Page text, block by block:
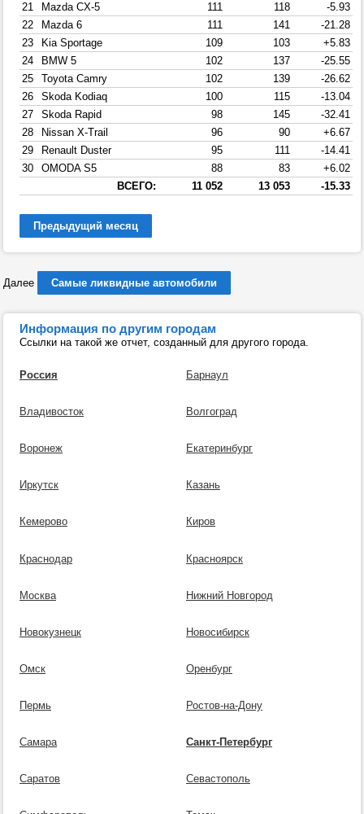
21
Mazda CX-5 111 118
-5.93
22
Mazda 6 111 141
-21.28
23
Kia Sportage 109 103
+5.83
24
BMW 5 102 137
-25.55
25
Toyota Camry 102 139
-26.62
26
Skoda Kodiaq 100 115
-13.04
27
Skoda Rapid 98 145
-32.41
28
Nissan X-Trail 96 90
+6.67
29
Renault Duster 95 111
-14.41
30
OMODA S5 88 83
+6.02
ВСЕГО:
11 052 13 053 -15.33
Предыдущий месяц
Далее Самые ликвидные автомобили
Информация по другим городам
Ссылки на такой же отчет, созданный для другого города.
Россия Барнаул
Владивосток Волгоград
Воронеж Екатеринбург
Иркутск Казань
Кемерово Киров
Краснодар Красноярск
Москва Нижний Новгород
Новокузнецк Новосибирск
Омск Оренбург
Пермь Ростов-на-Дону
Самара Санкт-Петербург
Саратов Севастополь